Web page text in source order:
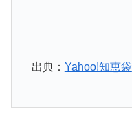
出典： Yahoo!知恵袋